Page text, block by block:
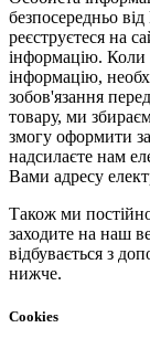
безпосередньо
реєструєтеся на
інформацію. Коли
інформацію,
зобов'язання
товару, ми
змогу оформити
надсилаєте нам
Вами адресу
Також ми
заходите на наш
відбувається з
нижче.
Cookies